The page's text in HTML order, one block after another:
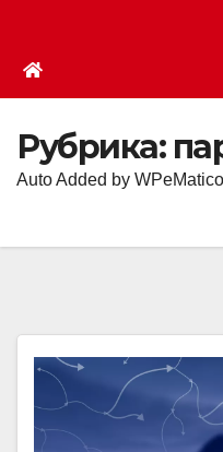
Рубрика:
Auto Added by WPeMatico